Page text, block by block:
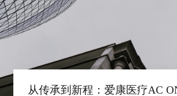
从传承到新程：爱康医疗AC